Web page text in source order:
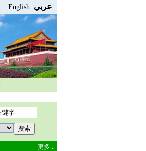
English عربي
更多...